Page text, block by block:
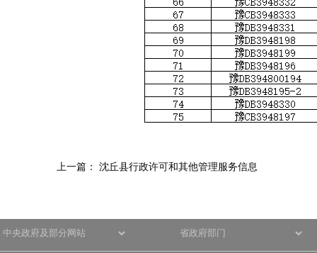
上一篇： 沈丘县行政许可和其他管理服务信息